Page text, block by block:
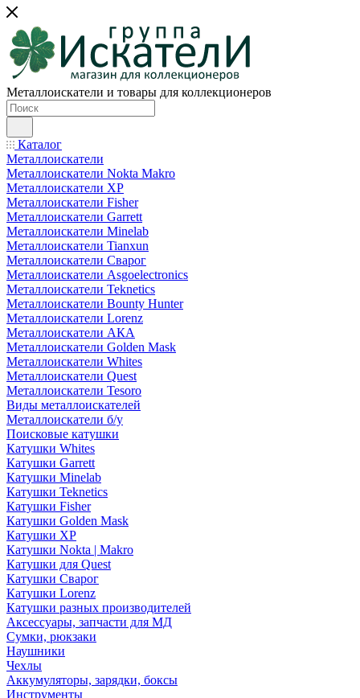
Металлоискатели и товары для коллекционеров
Каталог
Металлоискатели
Металлоискатели Nokta Makro
Металлоискатели XP
Металлоискатели Fisher
Металлоискатели Garrett
Металлоискатели Minelab
Металлоискатели Tianxun
Металлоискатели Сварог
Металлоискатели Asgoelectronics
Металлоискатели Teknetics
Металлоискатели Bounty Hunter
Металлоискатели Lorenz
Металлоискатели АКА
Металлоискатели Golden Mask
Металлоискатели Whites
Металлоискатели Quest
Металлоискатели Tesoro
Виды металлоискателей
Металлоискатели б/у
Поисковые катушки
Катушки Whites
Катушки Garrett
Катушки Minelab
Катушки Teknetics
Катушки Fisher
Катушки Golden Mask
Катушки XP
Катушки Nokta | Makro
Катушки для Quest
Катушки Сварог
Катушки Lorenz
Катушки разных производителей
Аксессуары, запчасти для МД
Сумки, рюкзаки
Наушники
Чехлы
Аккумуляторы, зарядки, боксы
Инструменты